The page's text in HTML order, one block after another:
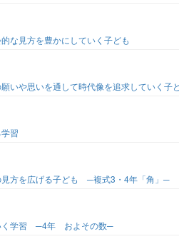
な見方を豊かにしていく子ども
いや思いを通して時代像を追求していく子
習
見方を広げる子ども ─複式3・4年「角」─
く学習 ─4年 およその数─